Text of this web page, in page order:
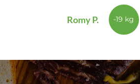
Romy P. -19 kg